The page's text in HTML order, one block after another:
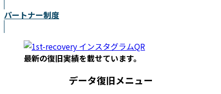
パートナー制度
最新の復旧実績を載せています。
データ復旧メニュー